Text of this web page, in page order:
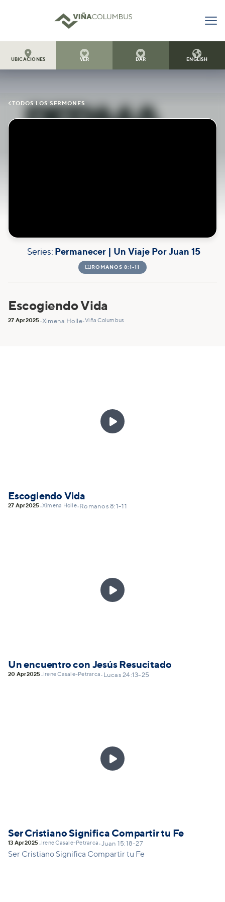

UBICACIONES

VER

DAR

ENGLISH
TODOS LOS SERMONES
Series: Permanecer | Un Viaje Por Juan 15
 ROMANOS 8:1-11
Escogiendo Vida
27 Apr2025•Ximena Holle•Viña Columbus

Escogiendo Vida
27 Apr2025•Ximena Holle• Romanos 8:1-11

Un encuentro con Jesús Resucitado
20 Apr2025• Irene Casale-Petrarca• Lucas 24:13-25

Ser Cristiano Significa Compartir tu Fe
13 Apr2025• Irene Casale-Petrarca•Juan 15:18-27
Ser Cristiano Significa Compartir tu Fe